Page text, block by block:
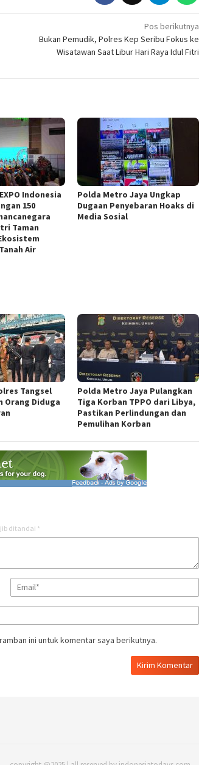
Pos berikutnya
Bukan Pemudik, Polres Kep Seribu Fokus ke
Wisatawan Saat Libur Hari Raya Idul Fitri
Indonesia
150
Taman
Air
Polda Metro Jaya Ungkap
Dugaan Penyebaran Hoaks di
Media Sosial
Tangsel
Orang Diduga
Polda Metro Jaya Pulangkan
Tiga Korban TPPO dari Libya,
Pastikan Perlindungan dan
Pemulihan Korban
ditandai *
ini untuk komentar saya berikutnya.